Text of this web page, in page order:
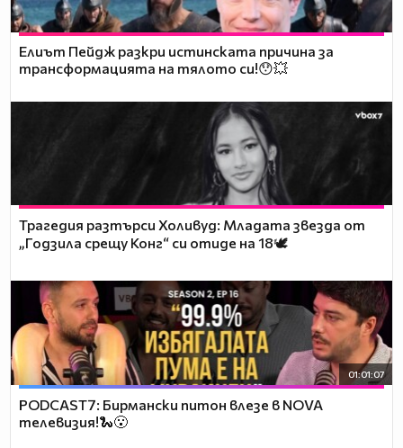
Елиът Пейдж разкри истинската причина за
трансформацията на тялото си!😯💥
Трагедия разтърси Холивуд: Младата звезда от
„Годзила срещу Конг“ си отиде на 18🕊️
01:01:07
PODCAST7: Бирмански питон влезе в NOVA
телевизия!🐍😮